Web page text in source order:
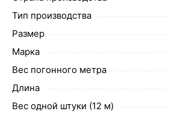
Тип производства
Размер
Марка
Вес погонного метра
Длина
Вес одной штуки (12 м)